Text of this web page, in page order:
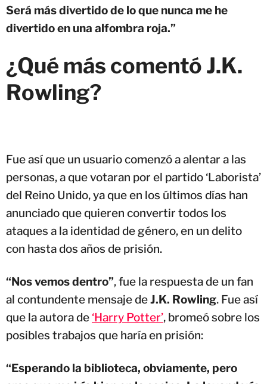
Será más divertido de lo que nunca me he
divertido en una alfombra roja.”
¿Qué más comentó J.K.
Rowling?
Fue así que un usuario comenzó a alentar a las
personas, a que votaran por el partido ‘Laborista’
del Reino Unido, ya que en los últimos días han
anunciado que quieren convertir todos los
ataques a la identidad de género, en un delito
con hasta dos años de prisión.
“Nos vemos dentro”, fue la respuesta de un fan
al contundente mensaje deJ.K. Rowling. Fue así
que la autora de ‘Harry Potter’, bromeó sobre los
posibles trabajos que haría en prisión:
“Esperando la biblioteca, obviamente, pero